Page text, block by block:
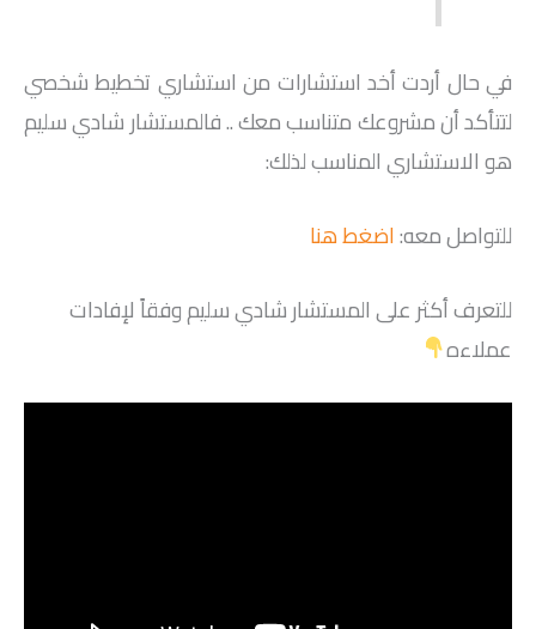
في حال أردت أخد استشارات من استشاري تخطيط شخصي
لتتأكد أن مشروعك متناسب معك .. فالمستشار شادي سليم
هو الاستشاري المناسب لذلك:
للتواصل معه:اضغط هنا
للتعرف أكثر على المستشار شادي سليم وفقاً لإفادات
عملاءه